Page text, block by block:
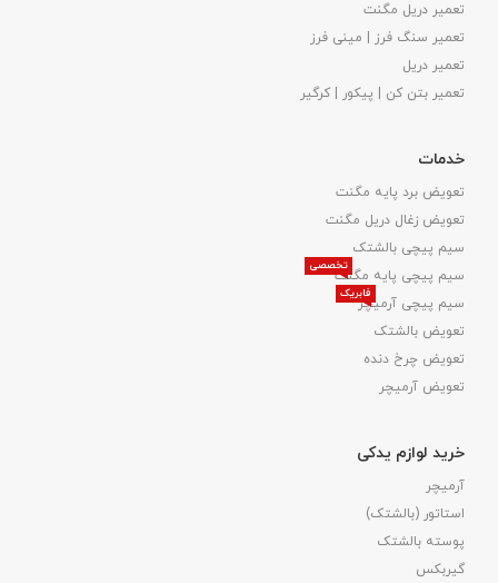
تعمیر دریل مگنت
تعمیر سنگ فرز | مینی فرز
تعمیر دریل
تعمیر بتن کن | پیکور | کرگیر
خدمات
تعویض برد پایه مگنت
تعویض زغال دریل مگنت
سیم پیچی بالشتک
سیم پیچی پایه مگنت
تخصصی
سیم پیچی آرمیچر
فابریک
تعویض بالشتک​
تعویض چرخ دنده
تعویض آرمیچر
خرید لوازم یدکی
آرمیچر
استاتور (بالشتک)
پوسته بالشتک
گیربکس